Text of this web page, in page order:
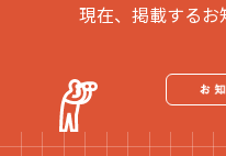
現在、掲載するお